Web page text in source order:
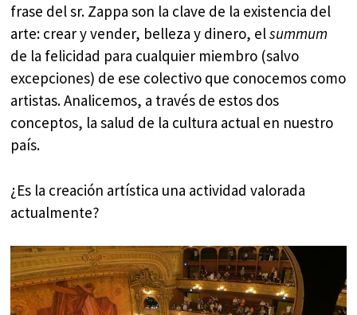
frase del sr. Zappa son la clave de la existencia del
arte: crear y vender, belleza y dinero, elsummum
de la felicidad para cualquier miembro (salvo
excepciones) de ese colectivo que conocemos como
artistas. Analicemos, a través de estos dos
conceptos, la salud de la cultura actual en nuestro
país.
¿Es la creación artística una actividad valorada
actualmente?